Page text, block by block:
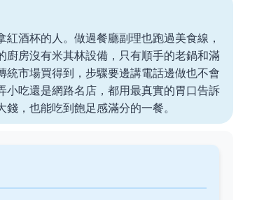
酒杯的人。做過餐廳副理也跑過美食線，
房沒有米其林設備，只有順手的老鍋和滿
市場買得到，步驟要邊講電話邊做也不會
小吃還是網路名店，都用最真實的胃口告訴
，也能吃到飽足感滿分的一餐。